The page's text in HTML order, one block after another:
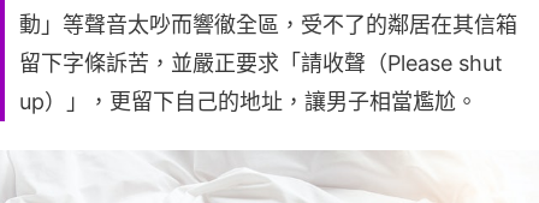
動」等聲音太吵而響徹全區，受不了的鄰居在其信箱
留下字條訴苦，並嚴正要求「請收聲（Please shut
up）」，更留下自己的地址，讓男子相當尷尬。